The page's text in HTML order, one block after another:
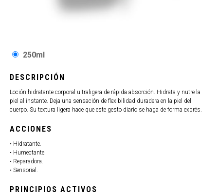
250ml
DESCRIPCIÓN
Loción hidratante corporal ultraligera de rápida absorción. Hidrata y nutre la
piel al instante. Deja una sensación de flexibilidad duradera en la piel del
cuerpo. Su textura ligera hace que este gesto diario se haga de forma exprés.
ACCIONES
• Hidratante.
• Humectante.
• Reparadora.
• Sensorial.
PRINCIPIOS ACTIVOS